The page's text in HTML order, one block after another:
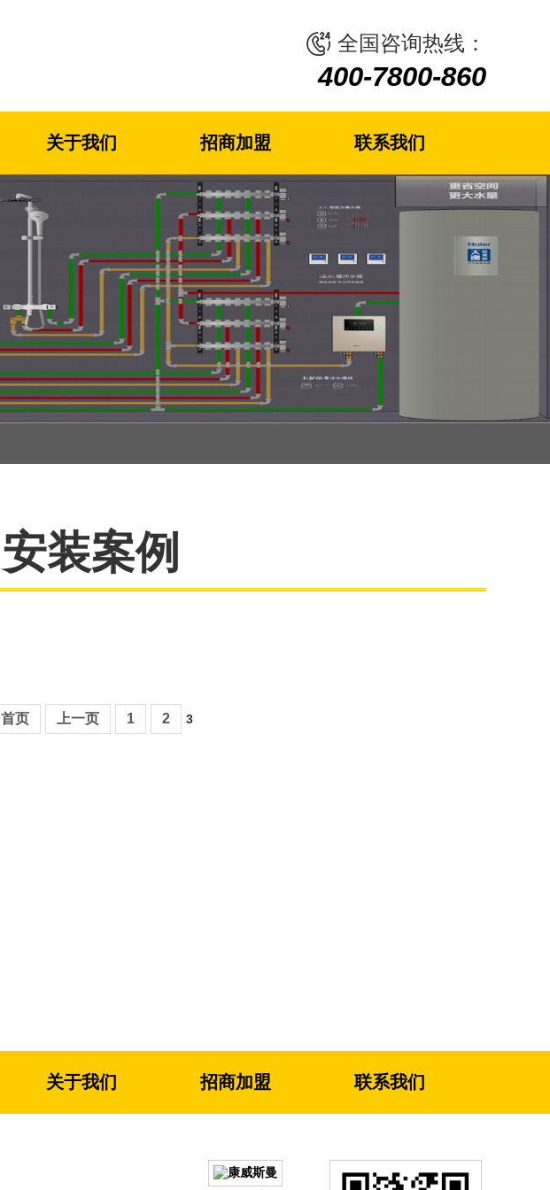
全国咨询热线：
400-7800-860
400-7800-860
400-7800-860
关于我们 招商加盟 联系我们
安装案例
首页 上一页 1 2 3
关于我们 招商加盟 联系我们